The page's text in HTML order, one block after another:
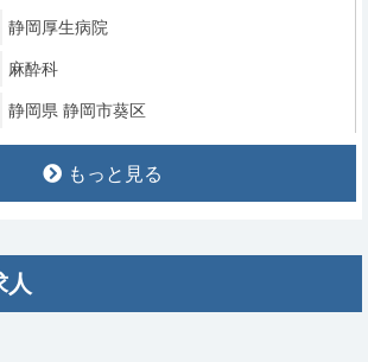
静岡厚生病院
麻酔科
静岡県 静岡市葵区
年収 2,000万円 ～ 2,500万円
1名は責任者、手術・入院対応）、週5日・年
。静岡駅2km。
もっと見る
人